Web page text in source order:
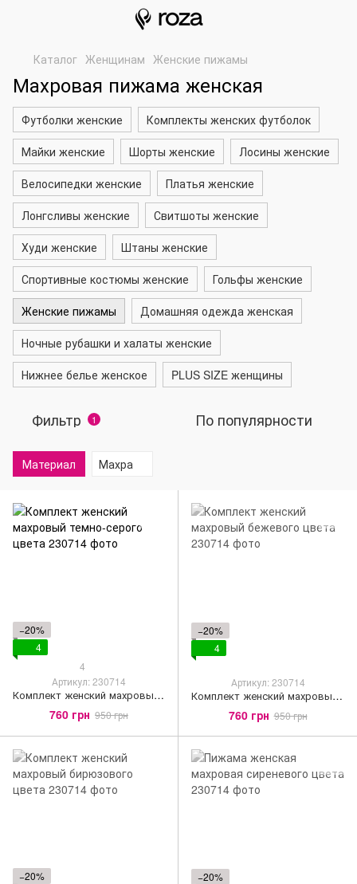
Каталог Женщинам Женские пижамы
Махровая пижама женская
Футболки женские
Комплекты женских футболок
Майки женские
Шорты женские
Лосины женские
Велосипедки женские
Платья женские
Лонгсливы женские
Свитшоты женские
Худи женские
Штаны женские
Спортивные костюмы женские
Гольфы женские
Женские пижамы
Домашняя одежда женская
Ночные рубашки и халаты женские
Нижнее белье женское
PLUS SIZE женщины
Фильтр 1 По популярности
Материал Махра
−20%
4
4
Артикул: 230714
Комплект женский махровый темно-серого цвета
760 грн 950 грн
−20%
4
Артикул: 230714
Комплект женский махровый бежевого цвета
760 грн 950 грн
−20%
−20%